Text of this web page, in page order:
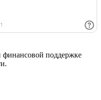
финансовой поддержке